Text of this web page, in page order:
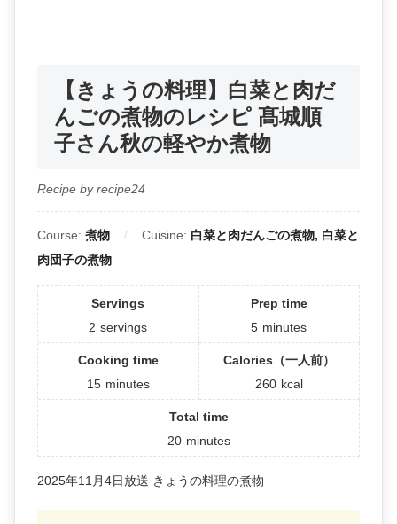
【きょうの料理】白菜と肉だ
んごの煮物のレシピ 髙城順
子さん秋の軽やか煮物
Recipe by recipe24
Course: 煮物 Cuisine: 白菜と肉だんごの煮物, 白菜と
肉団子の煮物
Servings
2 servings
Prep time
5 minutes
Cooking time
15 minutes
Calories（一人前）
260 kcal
Total time
20 minutes
2025年11月4日放送 きょうの料理の煮物